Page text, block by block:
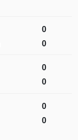
0
0
0
0
0
0